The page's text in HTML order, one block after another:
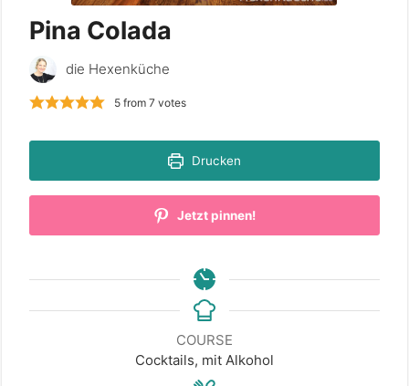
Pina Colada
die Hexenküche
5from 7 votes
Drucken
Jetzt pinnen!
COURSE
Cocktails, mit Alkohol